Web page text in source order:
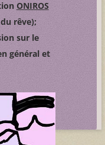
ONIROS
rêve);
sur le
général et